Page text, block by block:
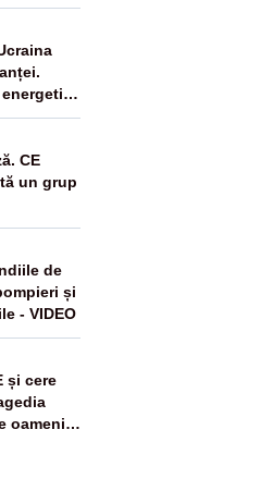
CE
un grup
de
și
- VIDEO
și cere
oameni